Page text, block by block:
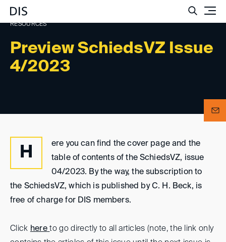
Preview SchiedsVZ Issue
4/2023
RESOURCES
H
ere you can find the cover page and the
table of contents of the SchiedsVZ, issue
04/2023. By the way, the subscription to
the SchiedsVZ, which is published by C. H. Beck, is
free of charge for DIS members.
Click here to go directly to all articles (note, the link only